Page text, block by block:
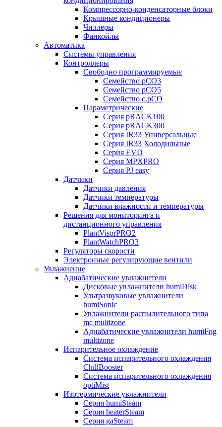
Компрессорно-конденсаторные блоки
Крышные кондиционеры
Чиллеры
Фанкойлы
Автоматика
Системы управления
Контроллеры
Свободно программируемые
Семейство pCO3
Семейство pCO5
Семейство c.pCO
Параметрические
Серия pRACK100
Серия pRACK300
Серия IR33 Универсальные
Серия IR33 Холодильные
Серия EVD
Серия MPXPRO
Серия PJ easy
Датчики
Датчики давления
Датчики температуры
Датчики влажности и температуры
Решения для мониторинга и
дистанционного управления
PlantVisorPRO2
PlantWatchPRO3
Регуляторы скорости
Электронные регулирующие вентили
Увлажнение
Адиабатические увлажнители
Дисковые увлажнители humiDisk
Ультразвуковые увлажнители
humiSonic
Увлажнители распылительного типа
mc multizone
Адиабатические увлажнители humiFog
multizone
Испарительное охлаждение
Система испарительного охлаждения
ChillBooster
Система испарительного охлаждения
optiMist
Изотермические увлажнители
Серия humiSteam
Серия heaterSteam
Серия gaSteam